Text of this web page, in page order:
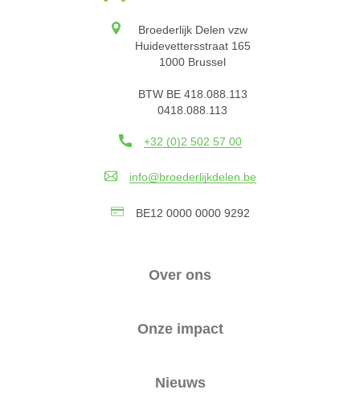
Broederlijk Delen vzw
Huidevettersstraat 165
1000 Brussel
BTW BE 418.088.113
0418.088.113
+32 (0)2 502 57 00
info@broederlijkdelen.be
BE12 0000 0000 9292
Over ons
Onze impact
Nieuws